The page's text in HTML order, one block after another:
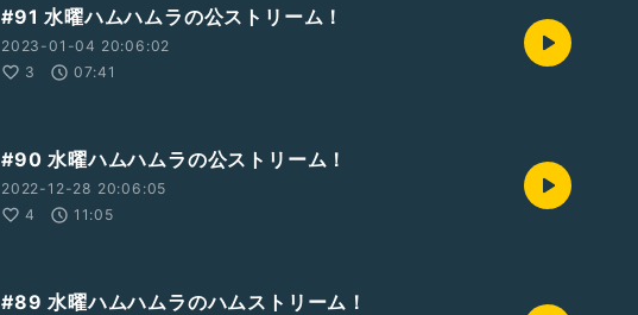
#91 水曜ハムハムラの公ストリーム！
2023-01-04 20:06:02
3
07:41
#90 水曜ハムハムラの公ストリーム！
2022-12-28 20:06:05
4
11:05
#89 水曜ハムハムラのハムストリーム！